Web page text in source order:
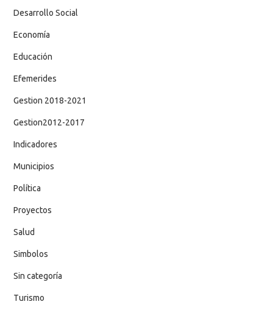
Desarrollo Social
Economía
Educación
Efemerides
Gestion 2018-2021
Gestion2012-2017
Indicadores
Municipios
Política
Proyectos
Salud
Simbolos
Sin categoría
Turismo